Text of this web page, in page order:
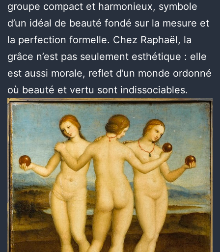
groupe compact et harmonieux, symbole
d’un idéal de beauté fondé sur la mesure et
la perfection formelle. Chez Raphaël, la
grâce n’est pas seulement esthétique : elle
est aussi morale, reflet d’un monde ordonné
où beauté et vertu sont indissociables.